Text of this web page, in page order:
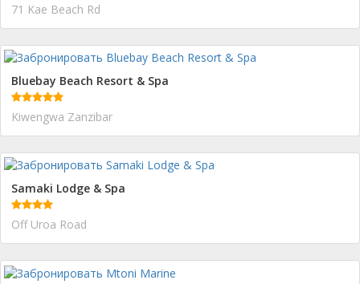
71 Kae Beach Rd
Bluebay Beach Resort & Spa
Kiwengwa Zanzibar
Samaki Lodge & Spa
Off Uroa Road